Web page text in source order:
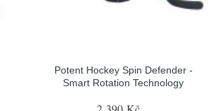
Potent Hockey Spin Defender -
Smart Rotation Technology